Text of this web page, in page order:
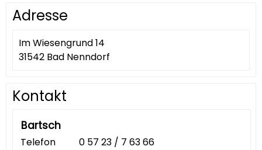
Adresse
Im Wiesengrund 14
31542 Bad Nenndorf
Kontakt
Bartsch
Telefon
0 57 23 / 7 63 66